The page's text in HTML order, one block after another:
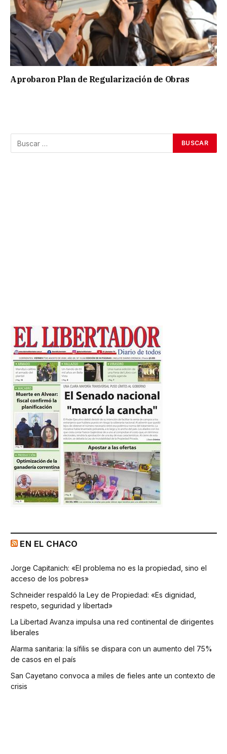
Aprobaron Plan de Regularización de Obras
EN EL CHACO
Jorge Capitanich: «El problema no es la propiedad, sino el
acceso de los pobres»
Schneider respaldó la Ley de Propiedad: «Es dignidad,
respeto, seguridad y libertad»
La Libertad Avanza impulsa una red continental de dirigentes
liberales
Alarma sanitaria: la sífilis se dispara con un aumento del 75%
de casos en el país
San Cayetano convoca a miles de fieles ante un contexto de
crisis